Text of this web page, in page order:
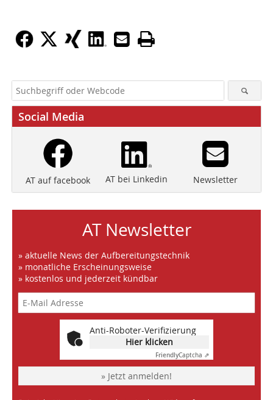
Social Media
AT auf facebook AT bei Linkedin Newsletter
AT Newsletter
» aktuelle News der Aufbereitungstechnik
» monatliche Erscheinungsweise
» kostenlos und jederzeit kündbar
Anti-Roboter-Verifizierung
Hier klicken
FriendlyCaptcha ⇗
» Jetzt anmelden!